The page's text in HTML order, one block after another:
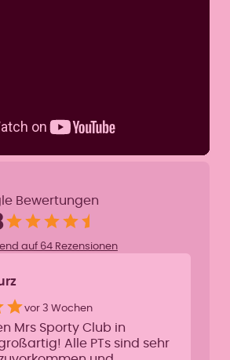
Bewertungen
auf 64 Rezensionen
vor 3 Wochen
Mrs Sporty Club in
Alle PTs sind sehr